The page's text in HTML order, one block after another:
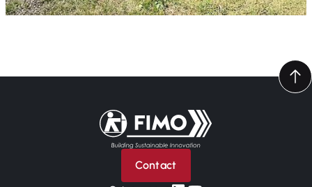
Retour à l'accueil
Contact